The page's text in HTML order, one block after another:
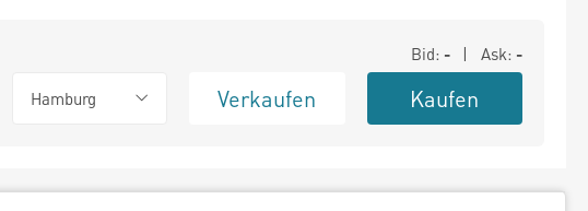
Bid: - | Ask: -
Hamburg Verkaufen Kaufen